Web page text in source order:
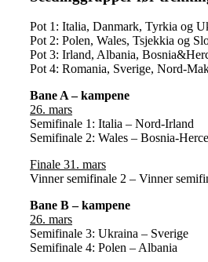
Pot 1: Italia, Danmark, Tyrkia og
Pot 2: Polen, Wales, Tsjekkia og
Pot 3: Irland, Albania,
Pot 4: Romania, Sverige, Nord-
Bane A – kampene
26. mars
Semifinale 1: Italia – Nord-Irland
Semifinale 2: Wales – Bosnia-
Finale 31. mars
Vinner semifinale 2 – Vinner
Bane B – kampene
26. mars
Semifinale 3: Ukraina – Sverige
Semifinale 4: Polen – Albania